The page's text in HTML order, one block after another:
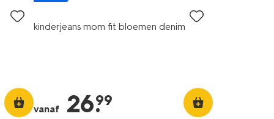
kinderjeans mom fit bloemen denim
vanaf 26.
99